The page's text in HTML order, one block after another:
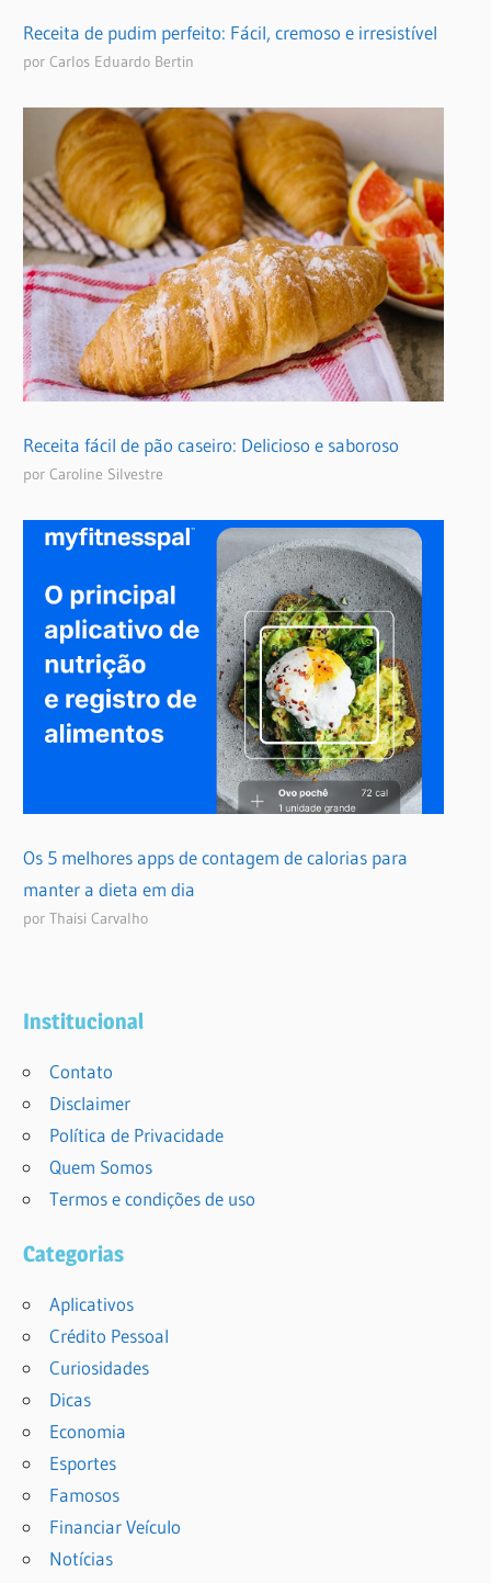
Receita de pudim perfeito: Fácil, cremoso e irresistível
por Carlos Eduardo Bertin
Receita fácil de pão caseiro: Delicioso e saboroso
por Caroline Silvestre
Os 5 melhores apps de contagem de calorias para
manter a dieta em dia
por Thaisi Carvalho
Institucional
Contato
Disclaimer
Política de Privacidade
Quem Somos
Termos e condições de uso
Categorias
Aplicativos
Crédito Pessoal
Curiosidades
Dicas
Economia
Esportes
Famosos
Financiar Veículo
Notícias